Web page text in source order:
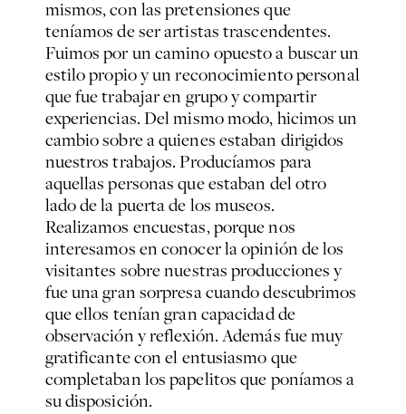
mismos, con las pretensiones que
teníamos de ser artistas trascendentes.
Fuimos por un camino opuesto a buscar un
estilo propio y un reconocimiento personal
que fue trabajar en grupo y compartir
experiencias. Del mismo modo, hicimos un
cambio sobre a quienes estaban dirigidos
nuestros trabajos. Producíamos para
aquellas personas que estaban del otro
lado de la puerta de los museos.
Realizamos encuestas, porque nos
interesamos en conocer la opinión de los
visitantes sobre nuestras producciones y
fue una gran sorpresa cuando descubrimos
que ellos tenían gran capacidad de
observación y reflexión. Además fue muy
gratificante con el entusiasmo que
completaban los papelitos que poníamos a
su disposición.